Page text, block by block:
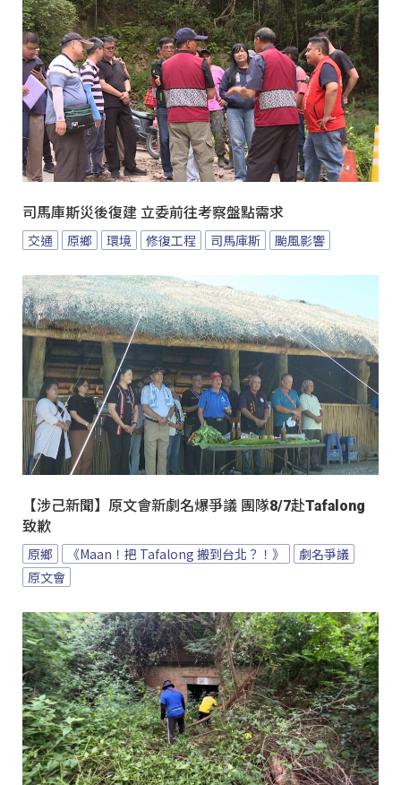
司馬庫斯災後復建 立委前往考察盤點需求
交通 原鄉 環境 修復工程 司馬庫斯 颱風影響
【涉己新聞】原文會新劇名爆爭議 團隊8/7赴Tafalong
致歉
原鄉 《Maan！把 Tafalong 搬到台北？！》
劇名爭議
原文會